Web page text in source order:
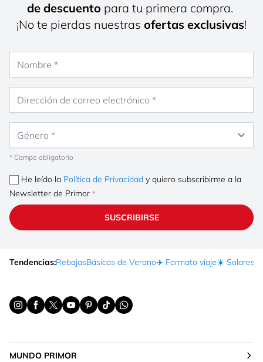
de descuento para tu primera compra.
¡No te pierdas nuestras ofertas exclusivas!
* Campo obligatorio
He leído la Política de Privacidad y quiero subscribirme a la
Newsletter de Primor
SUSCRIBIRSE
Tendencias:RebajasBásicos de Verano✈️ Formato viaje☀️ Solares
MUNDO PRIMOR